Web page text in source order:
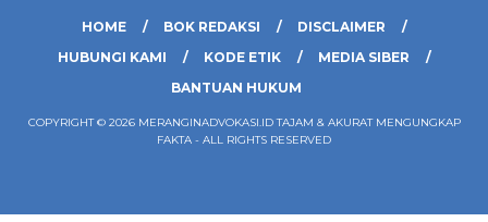
HOME BOK REDAKSI
DISCLAIMER
HUBUNGI KAMI
KODE ETIK
MEDIA SIBER
BANTUAN HUKUM
COPYRIGHT © 2026 MERANGINADVOKASI.ID TAJAM & AKURAT MENGUNGKAP
FAKTA - ALL RIGHTS RESERVED